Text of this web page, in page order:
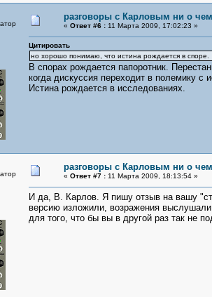
разговоры с Карловым ни о
« Ответ #6 :11 Марта 2009, 17:02:23 »
Цитировать
но хорошо понимаю, что истина рождается в споре.
В спорах рождается папоротник.
когда дискуссия переходит в полемику с
Истина рождается в исследованиях.
разговоры с Карловым ни о
« Ответ #7 :11 Марта 2009, 18:13:54 »
И да, В. Карлов. Я пишу отзыв на вашу
версию изложили, возражения
для того, что бы вы в другой раз так не